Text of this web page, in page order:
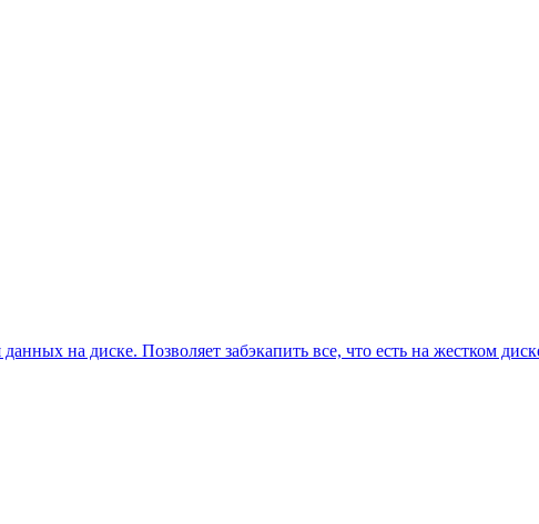
на диске. Позволяет забэкапить все, что есть на жестком